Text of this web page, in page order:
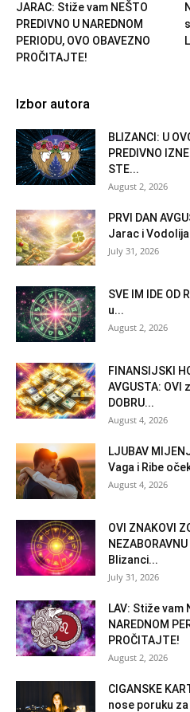
JARAC: Stiže vam NEŠTO
PREDIVNO U NAREDNOM
PERIODU, OVO OBAVEZNO
PROČITAJTE!
Izbor autora
BLIZANCI: U
PREDIVNO
STE...
August 2, 2026
PRVI DAN
Jarac i
July 31, 2026
SVE IM IDE OD
u...
August 2, 2026
FINANSIJSKI
AVGUSTA: OVI
DOBRU...
August 4, 2026
LJUBAV
Vaga i Ribe
August 4, 2026
OVI ZNAKOVI
Blizanci...
July 31, 2026
LAV: Stiže vam
NAREDNOM
PROČITAJTE!
August 2, 2026
CIGANSKE
nose poruku za